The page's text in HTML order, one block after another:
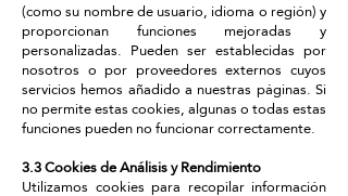
(como su nombre de usuario, idioma o región) y
proporcionan funciones mejoradas y
personalizadas. Pueden ser establecidas por
nosotros o por proveedores externos cuyos
servicios hemos añadido a nuestras páginas. Si
no permite estas cookies, algunas o todas estas
funciones pueden no funcionar correctamente.
3.3 Cookies de Análisis y Rendimiento
Utilizamos cookies para recopilar información